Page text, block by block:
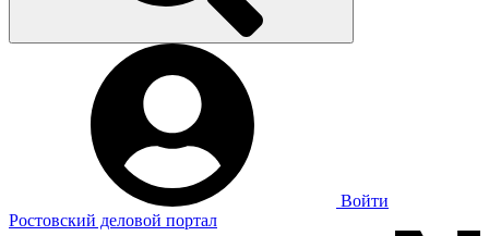
Войти
Ростовский деловой портал